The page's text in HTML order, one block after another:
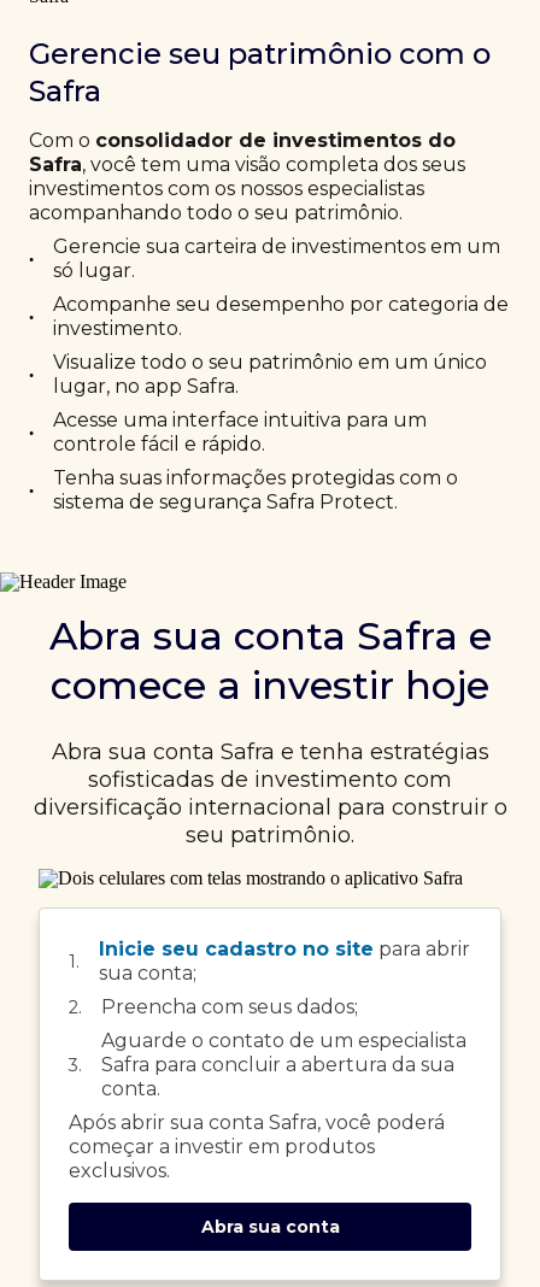
Gerencie seu patrimônio com o
Safra
Com o consolidador de investimentos do
Safra, você tem uma visão completa dos seus
investimentos com os nossos especialistas
acompanhando todo o seu patrimônio.
•
Gerencie sua carteira de investimentos em um
só lugar.
•
Acompanhe seu desempenho por categoria de
investimento.
•
Visualize todo o seu patrimônio em um único
lugar, no app Safra.
•
Acesse uma interface intuitiva para um
controle fácil e rápido.
•
Tenha suas informações protegidas com o
sistema de segurança Safra Protect.
Abra sua conta Safra e
comece a investir hoje
Abra sua conta Safra e tenha estratégias
sofisticadas de investimento com
diversificação internacional para construir o
seu patrimônio.
1.
Inicie seu cadastro no site para abrir
sua conta;
2. Preencha com seus dados;
3.
Aguarde o contato de um especialista
Safra para concluir a abertura da sua
conta.
Após abrir sua conta Safra, você poderá
começar a investir em produtos
exclusivos.
Abra sua conta